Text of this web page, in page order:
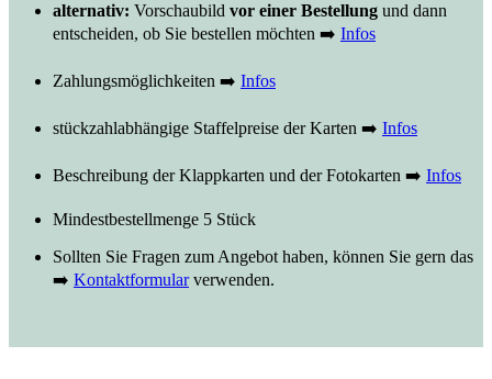
alternativ: Vorschaubild vor einer Bestellung und dann
entscheiden, ob Sie bestellen möchten ➡️ Infos
Zahlungsmöglichkeiten ➡️ Infos
stückzahlabhängige Staffelpreise der Karten ➡️ Infos
Beschreibung der Klappkarten und der Fotokarten ➡️ Infos
Mindestbestellmenge 5 Stück
Sollten Sie Fragen zum Angebot haben, können Sie gern das
➡️ Kontaktformularverwenden.